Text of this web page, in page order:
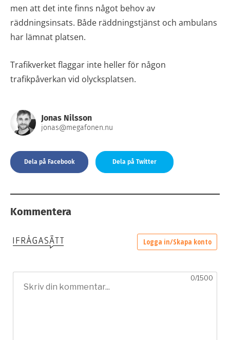
men att det inte finns något behov av
räddningsinsats. Både räddningstjänst och ambulans
har lämnat platsen.
Trafikverket flaggar inte heller för någon
trafikpåverkan vid olycksplatsen.
Jonas Nilsson
jonas@megafonen.nu
Dela på Facebook Dela på Twitter
Kommentera